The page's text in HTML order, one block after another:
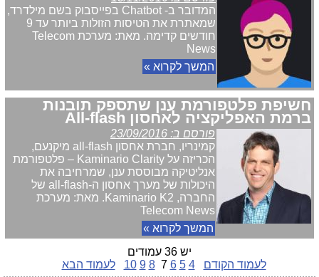
המדובר ב- Chatbot בפייסבוק בשם מילדרד,
שמאתרת את הטיסות הזולות ביותר עד 9
חודשים קדימה. מאת: מערכת Telecom
News
המשך לקרוא »
חשיפת פלטפורמת ענן שתספק תובנות
ברמת האפליקציה לאחסון All-flash
פורסם ב: 23/09/2016
קמינריו, חברת אחסון all-flash מיקנעם,
הכריזה על Kaminario Clarity – פלטפורמת
אנליטיקה מבוססת ענן, שמרחיבה את
היכולות של מערך אחסון ה-all-flash של
החברה, Kaminario K2. מאת: מערכת
Telecom News
המשך לקרוא »
יש 36 עמודים
לעמוד הקודם
4
5
6
7
8
9
10 לעמוד הבא